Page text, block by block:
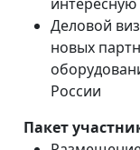
Деловой
новых
России
Пакет